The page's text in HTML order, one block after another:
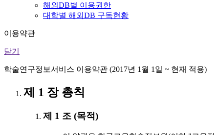
해외DB별 이용권한
대학별 해외DB 구독현황
이용약관
닫기
학술연구정보서비스 이용약관 (2017년 1월 1일 ~ 현재 적용)
제 1 장 총칙
제 1 조 (목적)